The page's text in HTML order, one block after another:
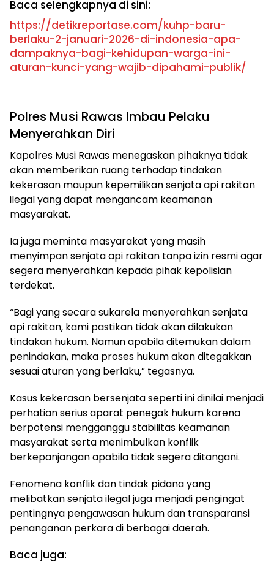
Baca selengkapnya di sini:
https://detikreportase.com/kuhp-baru-
berlaku-2-januari-2026-di-indonesia-apa-
dampaknya-bagi-kehidupan-warga-ini-
aturan-kunci-yang-wajib-dipahami-publik/
Polres Musi Rawas Imbau Pelaku
Menyerahkan Diri
Kapolres Musi Rawas menegaskan pihaknya tidak
akan memberikan ruang terhadap tindakan
kekerasan maupun kepemilikan senjata api rakitan
ilegal yang dapat mengancam keamanan
masyarakat.
Ia juga meminta masyarakat yang masih
menyimpan senjata api rakitan tanpa izin resmi agar
segera menyerahkan kepada pihak kepolisian
terdekat.
“Bagi yang secara sukarela menyerahkan senjata
api rakitan, kami pastikan tidak akan dilakukan
tindakan hukum. Namun apabila ditemukan dalam
penindakan, maka proses hukum akan ditegakkan
sesuai aturan yang berlaku,” tegasnya.
Kasus kekerasan bersenjata seperti ini dinilai menjadi
perhatian serius aparat penegak hukum karena
berpotensi mengganggu stabilitas keamanan
masyarakat serta menimbulkan konflik
berkepanjangan apabila tidak segera ditangani.
Fenomena konflik dan tindak pidana yang
melibatkan senjata ilegal juga menjadi pengingat
pentingnya pengawasan hukum dan transparansi
penanganan perkara di berbagai daerah.
Baca juga: